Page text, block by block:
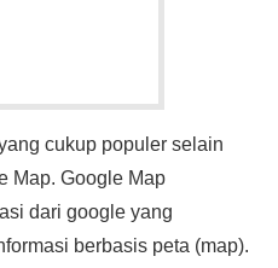
cukup populer selain
Map. Google Map
dari google yang
berbasis peta (map).